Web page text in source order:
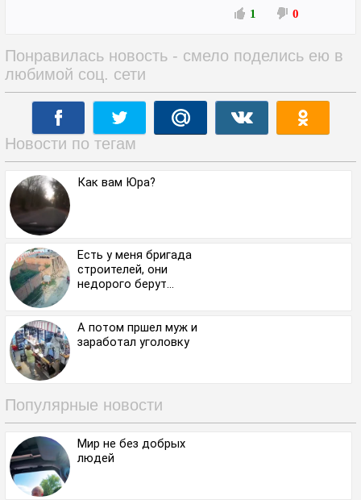
1 0
Понравилась новость - смело поделись ею в
любимой соц. сети
Новости по тегам
Как вам Юра?
Есть у меня бригада
строителей, они
недорого берут…
А потом пршел муж и
заработал уголовку
Популярные новости
Мир не без добрых
людей